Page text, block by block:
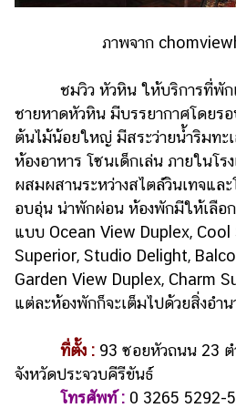
ภาพจาก
ชมวิว หัวหิน ให้บริการที่พักแ
ชายหาดหัวหิน มีบรรยากาศโดยร
ต้นไม้น้อยใหญ่ มีสระว่ายน้ำริมทะ
ห้องอาหาร โซนเด็กเล่น ภายในโร
ผสมผสานระหว่างสไตล์วินเทจแล
อบอุ่น น่าพักผ่อน ห้องพักมีให้เลือ
แบบ Ocean View Duplex,
Superior, Studio Delight,
Garden View Duplex, Charm
แต่ละห้องพักก็จะเต็มไปด้วยสิ่งอำ
ที่ตั้ง : 93 ซอยหัวถนน 23
จังหวัดประจวบคีรีขันธ์
โทรศัพท์ : 0 3265 5292-